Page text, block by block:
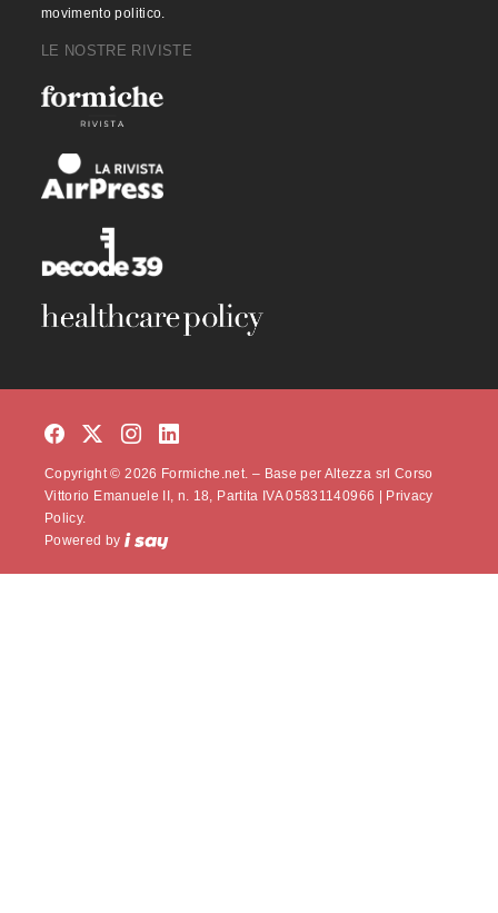
movimento politico.
LE NOSTRE RIVISTE
Copyright © 2026 Formiche.net. – Base per Altezza srl Corso
Vittorio Emanuele II, n. 18, Partita IVA 05831140966 | Privacy
Policy.
Powered by